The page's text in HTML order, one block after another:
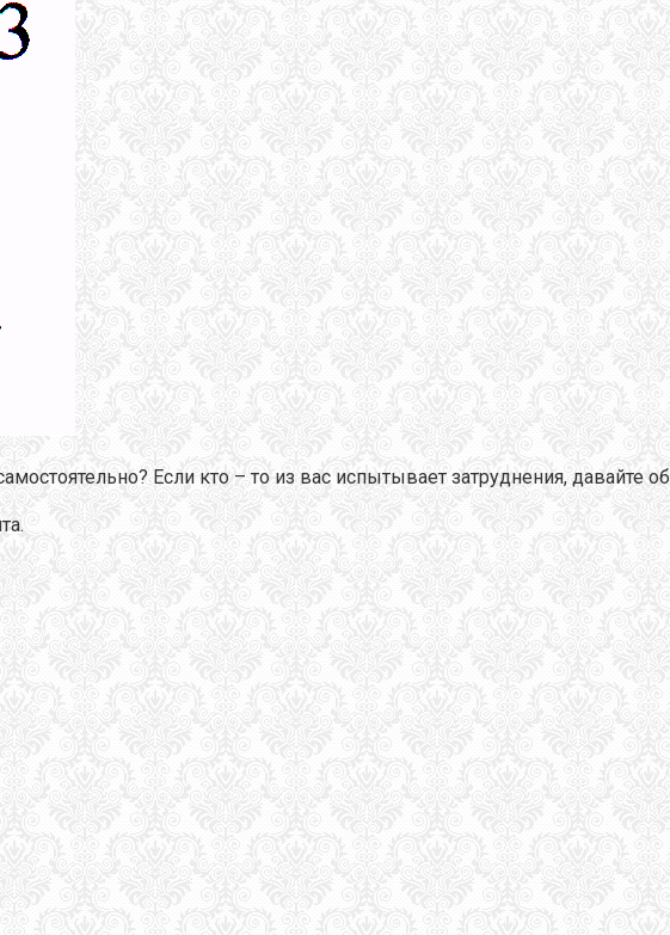
Если кто – то из вас испытывает затруднения, давайте